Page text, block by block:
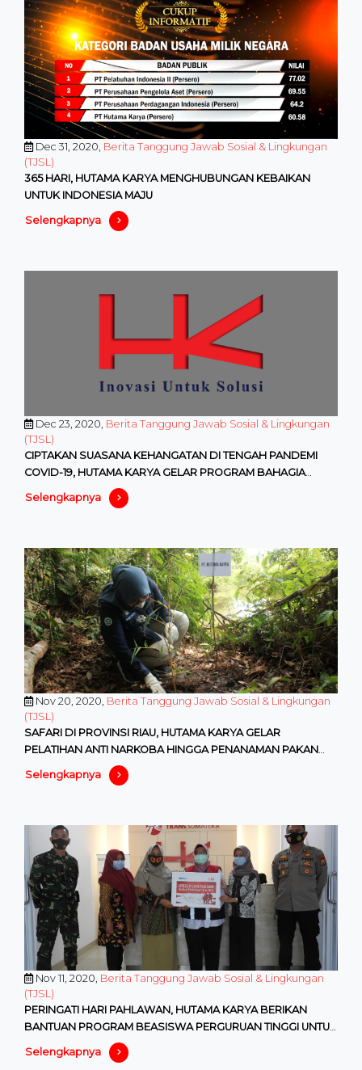
Dec 31, 2020, Berita Tanggung Jawab Sosial & Lingkungan
(TJSL)
365 HARI, HUTAMA KARYA MENGHUBUNGAN KEBAIKAN
UNTUK INDONESIA MAJU
Selengkapnya
Dec 23, 2020, Berita Tanggung Jawab Sosial & Lingkungan
(TJSL)
CIPTAKAN SUASANA KEHANGATAN DI TENGAH PANDEMI
COVID-19, HUTAMA KARYA GELAR PROGRAM BAHAGIA
BERSAMA NATAL
Selengkapnya
Nov 20, 2020, Berita Tanggung Jawab Sosial & Lingkungan
(TJSL)
SAFARI DI PROVINSI RIAU, HUTAMA KARYA GELAR
PELATIHAN ANTI NARKOBA HINGGA PENANAMAN PAKAN
GAJAH DI SEKITAR TOL PEKANBARU
Selengkapnya
Nov 11, 2020, Berita Tanggung Jawab Sosial & Lingkungan
(TJSL)
PERINGATI HARI PAHLAWAN, HUTAMA KARYA BERIKAN
BANTUAN PROGRAM BEASISWA PERGURUAN TINGGI UNTUK
PUTRA-PUTRI TNI DAN POLRI
Selengkapnya